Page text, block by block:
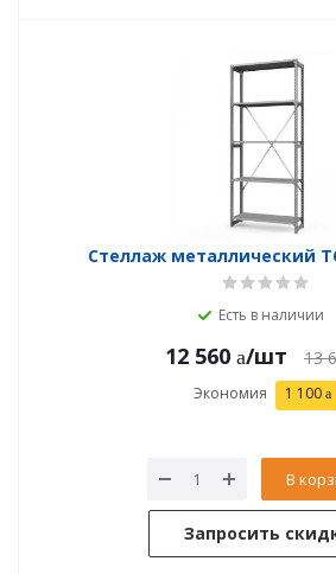
Стеллаж металлический
Есть в наличии
12 560 /шт 13
Экономия 1 100
В
Запросить